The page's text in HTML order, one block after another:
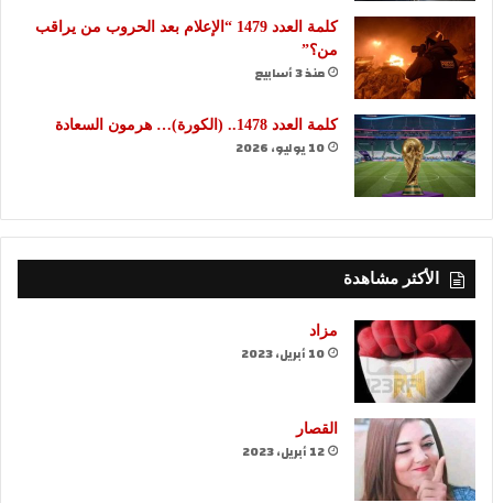
كلمة العدد 1479 “الإعلام بعد الحروب من يراقب
من؟”
منذ 3 أسابيع
كلمة العدد 1478.. (الكورة)… هرمون السعادة
10 يوليو، 2026
الأكثر مشاهدة
مزاد
10 أبريل، 2023
القصار
12 أبريل، 2023